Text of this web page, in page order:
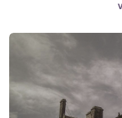
Post
navigation